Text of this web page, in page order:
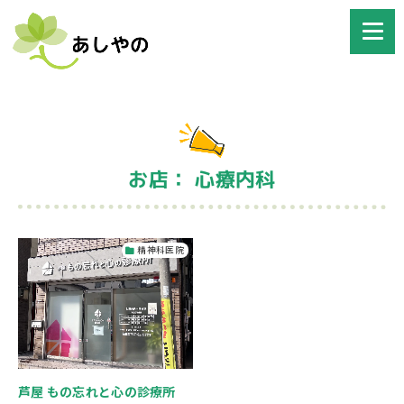
お店： 心療内科
精神科医院
芦屋 もの忘れと心の診療所